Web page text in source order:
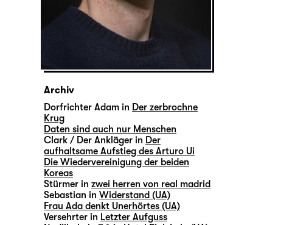
Archiv
Dorfrichter Adam in Der zerbrochne
Krug
Daten sind auch nur Menschen
Clark / Der Ankläger in Der
aufhaltsame Aufstieg des Arturo Ui
Die Wiedervereinigung der beiden
Koreas
Stürmer in zwei herren von real madrid
Sebastian in Widerstand (UA)
Frau Ada denkt Unerhörtes (UA)
Versehrter in Letzter Aufguss